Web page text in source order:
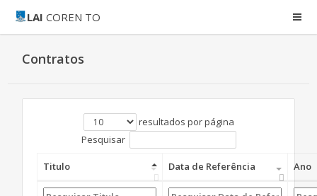
LAI COREN TO
Contratos
resultados por página
Pesquisar
Titulo Data de Referência Ano